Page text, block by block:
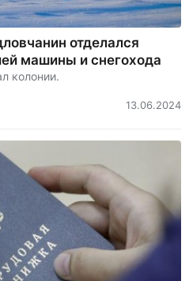
отделался
машины и снегохода
колонии.
13.06.2024